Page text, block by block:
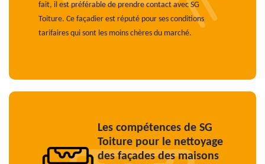
fait, il est préférable de prendre contact avec SG
Toiture. Ce façadier est réputé pour ses conditions
tarifaires qui sont les moins chères du marché.
Les compétences de SG
Toiture pour le nettoyage
des façades des maisons